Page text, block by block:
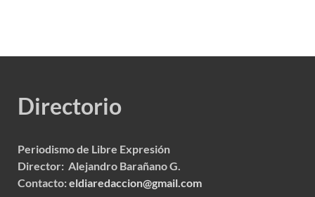
Directorio
Periodismo de Libre Expresión
Director: Alejandro Barañano G.
Contacto:eldiaredaccion@gmail.com